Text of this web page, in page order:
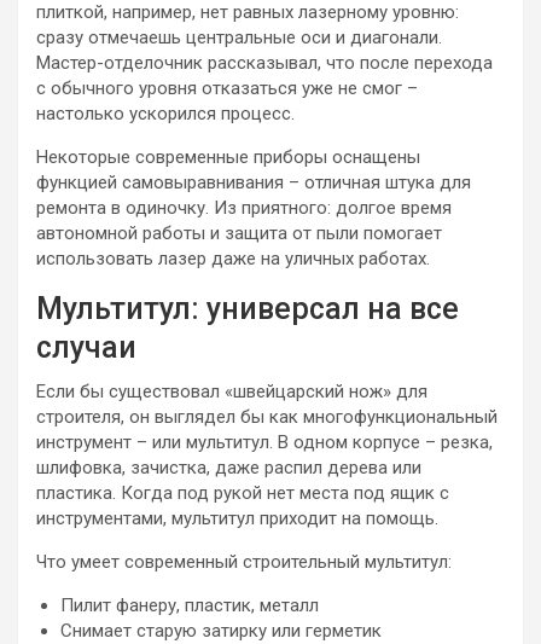
плиткой, например, нет равных лазерному уровню:
сразу отмечаешь центральные оси и диагонали.
Мастер-отделочник рассказывал, что после перехода
с обычного уровня отказаться уже не смог –
настолько ускорился процесс.
Некоторые современные приборы оснащены
функцией самовыравнивания – отличная штука для
ремонта в одиночку. Из приятного: долгое время
автономной работы и защита от пыли помогает
использовать лазер даже на уличных работах.
Мультитул: универсал на все
случаи
Если бы существовал «швейцарский нож» для
строителя, он выглядел бы как многофункциональный
инструмент – или мультитул. В одном корпусе – резка,
шлифовка, зачистка, даже распил дерева или
пластика. Когда под рукой нет места под ящик с
инструментами, мультитул приходит на помощь.
Что умеет современный строительный мультитул:
Пилит фанеру, пластик, металл
Снимает старую затирку или герметик